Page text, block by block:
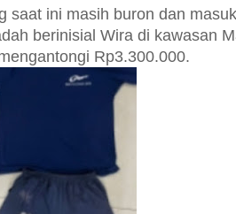
saat ini masih buron dan
berinisial Wira di kawasan
Rp3.300.000.